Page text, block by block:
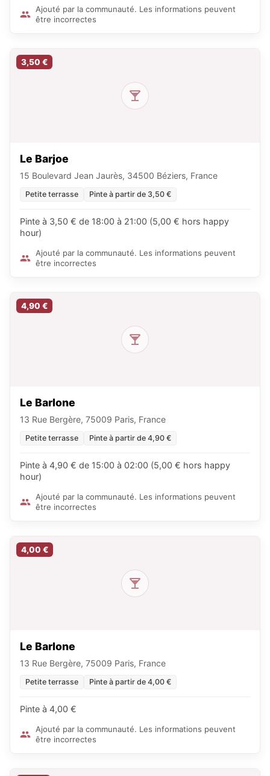
Ajouté par la communauté. Les informations peuvent
être incorrectes
3,50 €
Le Barjoe
15 Boulevard Jean Jaurès, 34500 Béziers, France
Petite terrasse Pinte à partir de 3,50 €
Pinte à 3,50 € de 18:00 à 21:00 (5,00 € hors happy
hour)
Ajouté par la communauté. Les informations peuvent
être incorrectes
4,90 €
Le Barlone
13 Rue Bergère, 75009 Paris, France
Petite terrasse Pinte à partir de 4,90 €
Pinte à 4,90 € de 15:00 à 02:00 (5,00 € hors happy
hour)
Ajouté par la communauté. Les informations peuvent
être incorrectes
4,00 €
Le Barlone
13 Rue Bergère, 75009 Paris, France
Petite terrasse Pinte à partir de 4,00 €
Pinte à 4,00 €
Ajouté par la communauté. Les informations peuvent
être incorrectes